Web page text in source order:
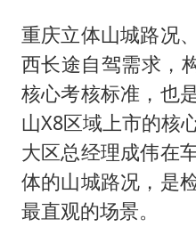
重庆立体山城路况
西长途自驾需求，
核心考核标准，也
山X8区域上市的核
大区总经理成伟在
体的山城路况，是
最直观的场景。